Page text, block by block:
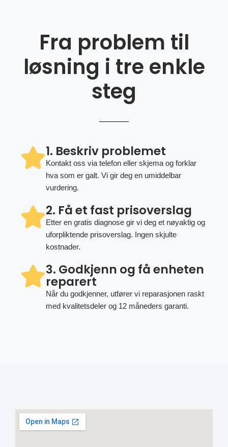
Fra problem til
løsning i tre enkle
steg
1. Beskriv problemet
Kontakt oss via telefon eller skjema og forklar
hva som er galt. Vi gir deg en umiddelbar
vurdering.
2. Få et fast prisoverslag
Etter en gratis diagnose gir vi deg et nøyaktig og
uforpliktende prisoverslag. Ingen skjulte
kostnader.
3. Godkjenn og få enheten
reparert
Når du godkjenner, utfører vi reparasjonen raskt
med kvalitetsdeler og 12 måneders garanti.